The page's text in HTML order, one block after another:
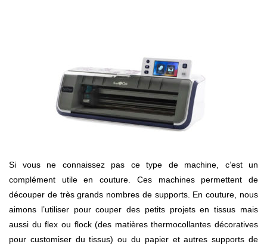
Si vous ne connaissez pas ce type de machine, c’est un
complément utile en couture. Ces machines permettent de
découper de très grands nombres de supports. En couture, nous
aimons l’utiliser pour couper des petits projets en tissus mais
aussi du flex ou flock (des matières thermocollantes décoratives
pour customiser du tissus) ou du papier et autres supports de